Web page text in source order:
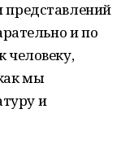
представлений
и по
человеку,
мы
и